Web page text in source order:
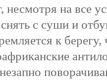
несмотря на все
снять с суши и
к